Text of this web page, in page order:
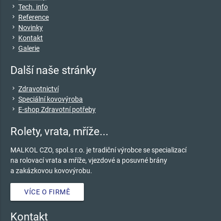
keyboard_arrow_right Tech. info
keyboard_arrow_right Reference
keyboard_arrow_right Novinky
keyboard_arrow_right Kontakt
keyboard_arrow_right Galerie
Další naše stránky
keyboard_arrow_right Zdravotnictví
keyboard_arrow_right Speciální kovovýroba
keyboard_arrow_right E-shop Zdravotní potřeby
Rolety, vrata, mříže...
MALKOL CZO, spol.s r.o. je tradiční výrobce se specializací
na rolovací vrata a mříže, vjezdové a posuvné brány
a zakázkovou kovovýrobu.
VÍCE O FIRMĚ
Kontakt